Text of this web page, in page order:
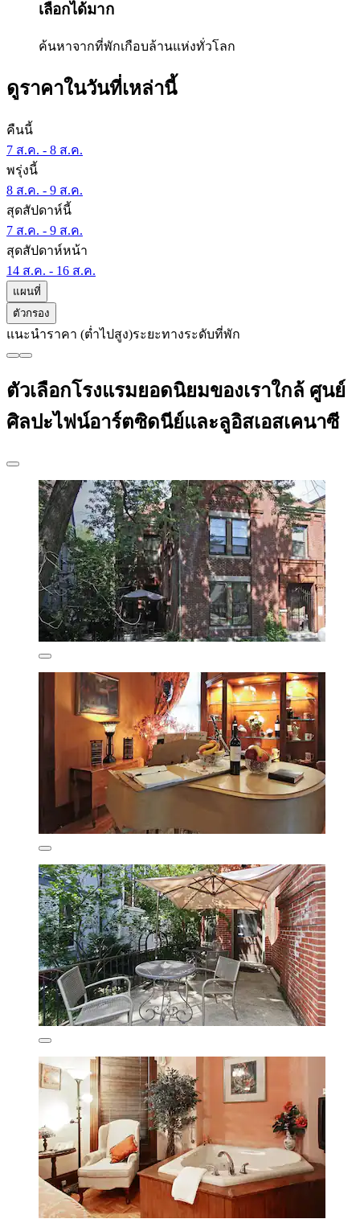
เลือกได้มาก
ค้นหาจากที่พักเกือบล้านแห่งทั่วโลก
ดูราคาในวันที่เหล่านี้
คืนนี้
7 ส.ค. - 8 ส.ค.
พรุ่งนี้
8 ส.ค. - 9 ส.ค.
สุดสัปดาห์นี้
7 ส.ค. - 9 ส.ค.
สุดสัปดาห์หน้า
14 ส.ค. - 16 ส.ค.
แผนที่
ตัวกรอง
แนะนำราคา (ต่ำไปสูง)ระยะทางระดับที่พัก
ตัวเลือกโรงแรมยอดนิยมของเราใกล้ ศูนย์
ศิลปะไฟน์อาร์ตซิดนีย์และลูอิสเอสเคนาซี